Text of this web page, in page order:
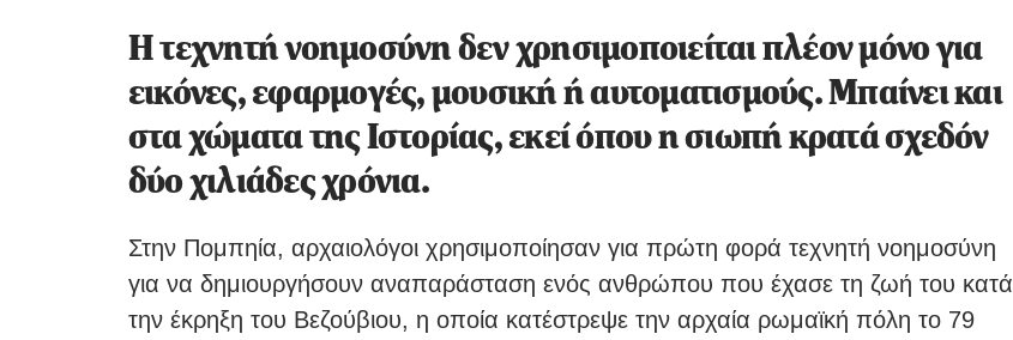
Η τεχνητή νοημοσύνη δεν χρησιμοποιείται πλέον μόνο για
εικόνες, εφαρμογές, μουσική ή αυτοματισμούς. Μπαίνει και
στα χώματα της Ιστορίας, εκεί όπου η σιωπή κρατά σχεδόν
δύο χιλιάδες χρόνια.
Στην Πομπηία, αρχαιολόγοι χρησιμοποίησαν για πρώτη φορά τεχνητή νοημοσύνη
για να δημιουργήσουν αναπαράσταση ενός ανθρώπου που έχασε τη ζωή του κατά
την έκρηξη του Βεζούβιου, η οποία κατέστρεψε την αρχαία ρωμαϊκή πόλη το 79